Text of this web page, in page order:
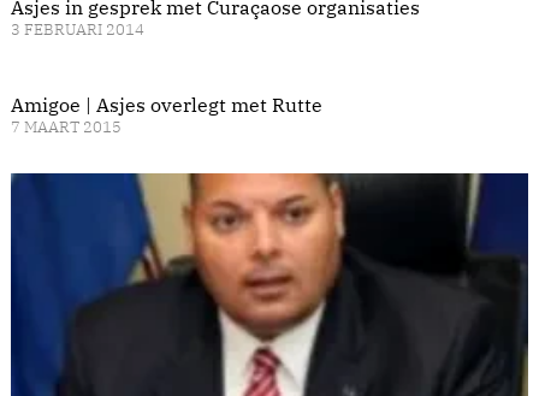
Asjes in gesprek met Curaçaose organisaties
3 FEBRUARI 2014
Amigoe | Asjes overlegt met Rutte
7 MAART 2015